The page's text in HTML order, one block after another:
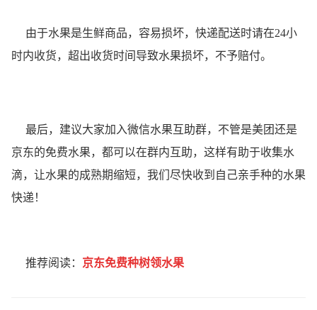
由于水果是生鲜商品，容易损坏，快递配送时请在24小
时内收货，超出收货时间导致水果损坏，不予赔付。
最后，建议大家加入微信水果互助群，不管是美团还是
京东的免费水果，都可以在群内互助，这样有助于收集水
滴，让水果的成熟期缩短，我们尽快收到自己亲手种的水果
快递！
推荐阅读： 京东免费种树领水果